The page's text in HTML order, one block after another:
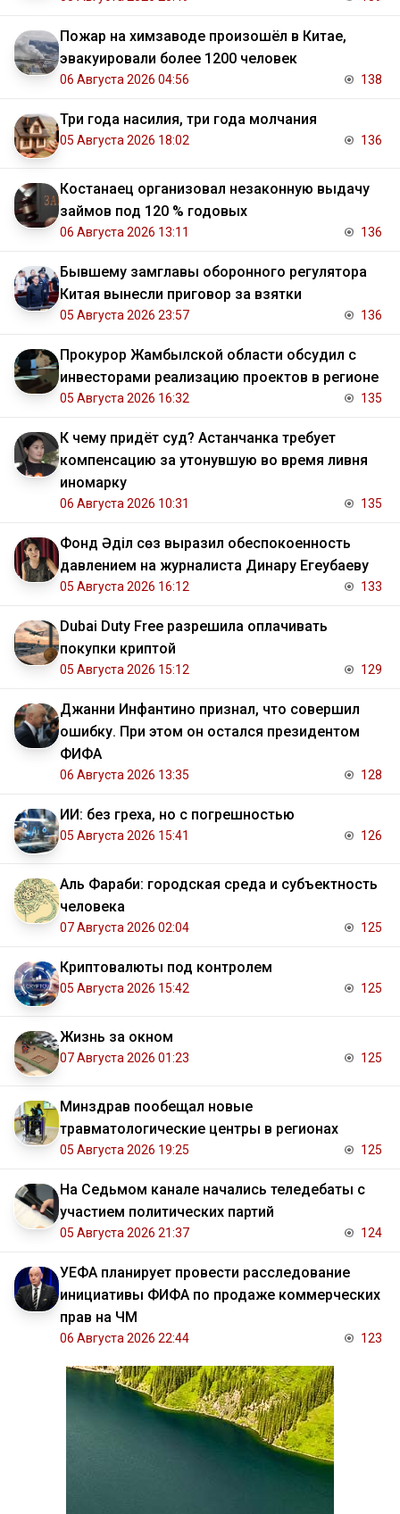
Пожар на химзаводе произошёл в Китае,
эвакуировали более 1200 человек
06 Августа 2026 04:56 138
Три года насилия, три года молчания
05 Августа 2026 18:02 136
Костанаец организовал незаконную выдачу
займов под 120 % годовых
06 Августа 2026 13:11 136
Бывшему замглавы оборонного регулятора
Китая вынесли приговор за взятки
05 Августа 2026 23:57 136
Прокурор Жамбылской области обсудил с
инвесторами реализацию проектов в регионе
05 Августа 2026 16:32 135
К чему придёт суд? Астанчанка требует
компенсацию за утонувшую во время ливня
иномарку
06 Августа 2026 10:31 135
Фонд Әділ сөз выразил обеспокоенность
давлением на журналиста Динару Егеубаеву
05 Августа 2026 16:12 133
Dubai Duty Free разрешила оплачивать
покупки криптой
05 Августа 2026 15:12 129
Джанни Инфантино признал, что совершил
ошибку. При этом он остался президентом
ФИФА
06 Августа 2026 13:35 128
ИИ: без греха, но с погрешностью
05 Августа 2026 15:41 126
Аль Фараби: городская среда и субъектность
человека
07 Августа 2026 02:04 125
Криптовалюты под контролем
05 Августа 2026 15:42 125
Жизнь за окном
07 Августа 2026 01:23 125
Минздрав пообещал новые
травматологические центры в регионах
05 Августа 2026 19:25 125
На Седьмом канале начались теледебаты с
участием политических партий
05 Августа 2026 21:37 124
УЕФА планирует провести расследование
инициативы ФИФА по продаже коммерческих
прав на ЧМ
06 Августа 2026 22:44 123